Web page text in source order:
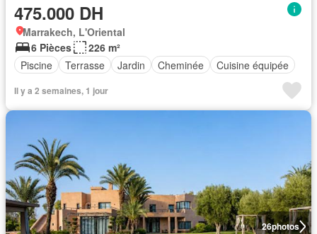
475.000 DH
Marrakech, L'Oriental
6 Pièces
226 m²
Piscine
Terrasse Jardin Cheminée Cuisine équipée
Il y a 2 semaines, 1 jour
26photos